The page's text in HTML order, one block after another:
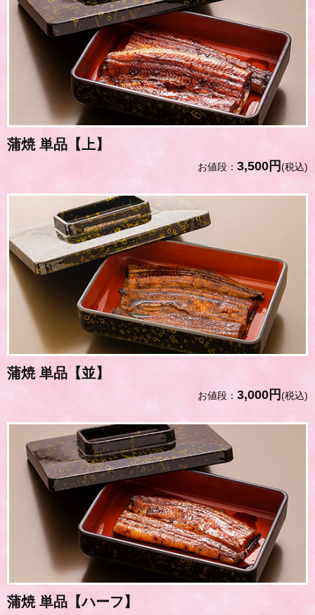
蒲焼 単品【上】
お値段： 3,500円(税込)
蒲焼 単品【並】
お値段： 3,000円(税込)
蒲焼 単品【ハーフ】